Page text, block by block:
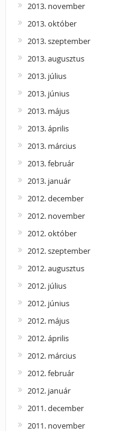
2013. november
2013. október
2013. szeptember
2013. augusztus
2013. július
2013. június
2013. május
2013. április
2013. március
2013. február
2013. január
2012. december
2012. november
2012. október
2012. szeptember
2012. augusztus
2012. július
2012. június
2012. május
2012. április
2012. március
2012. február
2012. január
2011. december
2011. november